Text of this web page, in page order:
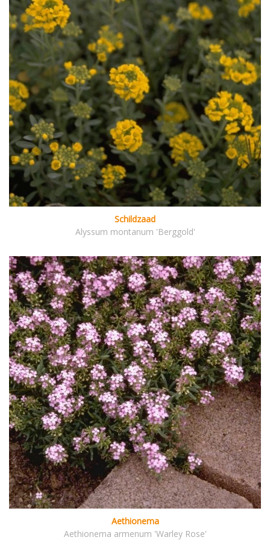
Schildzaad
Alyssum montanum 'Berggold'
Aethionema
Aethionema armenum 'Warley Rose'